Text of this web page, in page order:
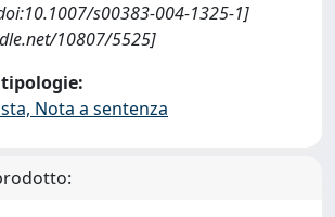
s00383-004-1325-1]
10807/5525]
Nota a sentenza